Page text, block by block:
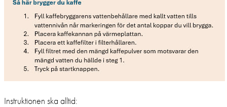
Instruktionen ska alltid: